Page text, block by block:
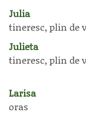
Julia
tineresc, plin de
Julieta
tineresc, plin de
Larisa
oras